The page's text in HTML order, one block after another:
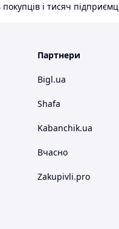
і тисяч
Партнери
Bigl.ua
Shafa
Kabanchik.ua
Вчасно
Zakupivli.pro